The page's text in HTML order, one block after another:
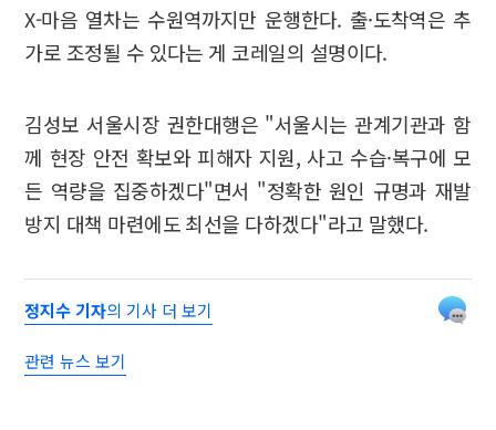
X-마음 열차는 수원역까지만 운행한다. 출·도착역은 추
가로 조정될 수 있다는 게 코레일의 설명이다.
김성보 서울시장 권한대행은 "서울시는 관계기관과 함
께 현장 안전 확보와 피해자 지원, 사고 수습·복구에 모
든 역량을 집중하겠다"면서 "정확한 원인 규명과 재발
방지 대책 마련에도 최선을 다하겠다"라고 말했다.
정지수 기자의 기사 더 보기
관련 뉴스 보기